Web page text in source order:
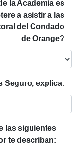
la Academia es
a asistir a las
del Condado
de Orange?
Seguro, explica:
las siguientes
te describan: